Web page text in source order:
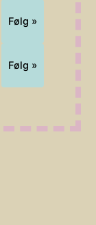
Følg »
Følg »